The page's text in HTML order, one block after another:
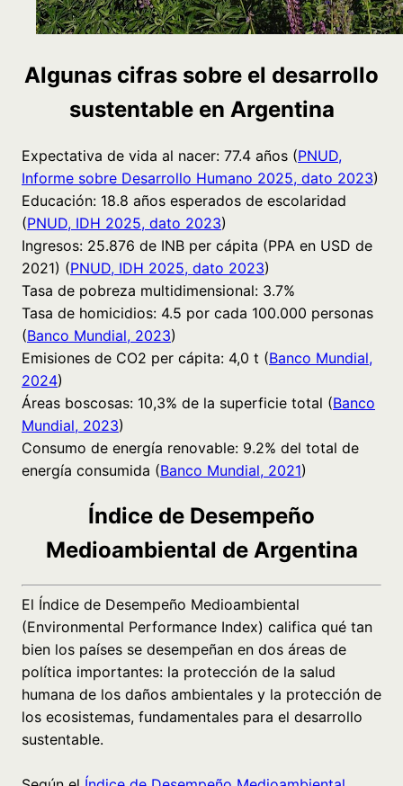
Algunas cifras sobre el desarrollo
sustentable en Argentina
Expectativa de vida al nacer: 77.4 años (PNUD,
Informe sobre Desarrollo Humano 2025, dato 2023)
Educación: 18.8 años esperados de escolaridad
(PNUD, IDH 2025, dato 2023)
Ingresos: 25.876 de INB per cápita (PPA en USD de
2021) (PNUD, IDH 2025, dato 2023)
Tasa de pobreza multidimensional: 3.7%
Tasa de homicidios: 4.5 por cada 100.000 personas
(Banco Mundial, 2023)
Emisiones de CO2 per cápita: 4,0 t (Banco Mundial,
2024)
Áreas boscosas: 10,3% de la superficie total (Banco
Mundial, 2023)
Consumo de energía renovable: 9.2% del total de
energía consumida (Banco Mundial, 2021)
Índice de Desempeño
Medioambiental de Argentina
El Índice de Desempeño Medioambiental
(Environmental Performance Index) califica qué tan
bien los países se desempeñan en dos áreas de
política importantes: la protección de la salud
humana de los daños ambientales y la protección de
los ecosistemas, fundamentales para el desarrollo
sustentable.